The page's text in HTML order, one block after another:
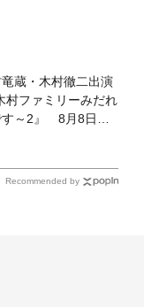
蔵・木村徹二出演
村ファミリーみだれ
す～2』 8月8日
Recommended by